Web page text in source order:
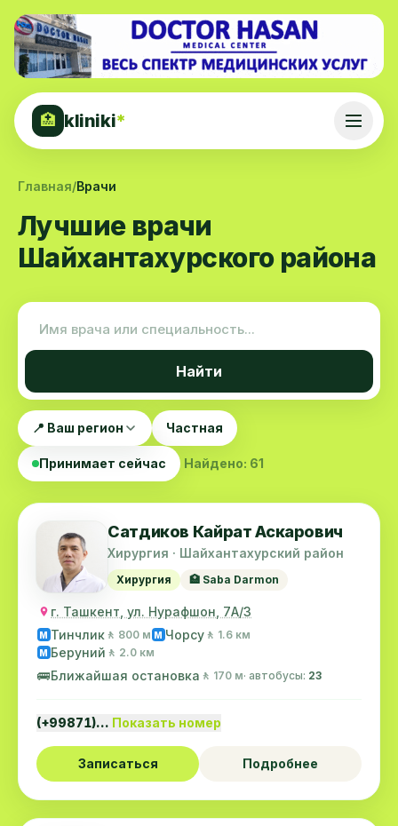
🏥 kliniki*
Главная/Врачи
Лучшие врачи
Шайхантахурского района
Найти
📍 Ваш регион Частная
Принимает сейчас Найдено: 61
Сатдиков Кайрат Аскарович
Хирургия · Шайхантахурский район
Хирургия 🏥 Saba Darmon
г. Ташкент, ул. Нурафшон, 7А/3
M Тинчлик 🚶 800 м M Чорсу 🚶 1.6 км
M Беруний 🚶 2.0 км
🚌Ближайшая остановка 🚶 170 м· автобусы: 23
(+99871)… Показать номер
Записаться Подробнее